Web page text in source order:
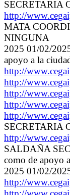
SECRETARIA
http://
MATA
NINGUNA
2025 01/02/
apoyo a la
http://
http://
http://
http://
http://
SECRETARIA
http://
SALDAÑA
como de apoyo
2025 01/02/
http://